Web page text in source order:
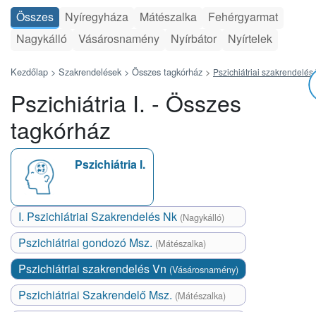
Összes Nyíregyháza Mátészalka
Fehérgyarmat
Nagykálló
Vásárosnamény Nyírbátor Nyírtelek
Kezdőlap > Szakrendelések > Összes tagkórház > Pszichiátriai szakrendelés
Pszichiátria I. - Összes
tagkórház
Pszichiátria I.
I. Pszichiátriai Szakrendelés Nk (Nagykálló)
Pszichiátriai gondozó Msz. (Mátészalka)
Pszichiátriai szakrendelés Vn (Vásárosnamény)
Pszichiátriai Szakrendelő Msz. (Mátészalka)